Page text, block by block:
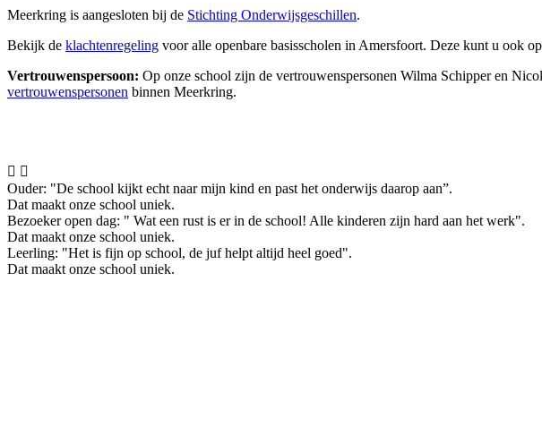
Meerkring is aangesloten bij de Stichting Onderwijsgeschillen.
Bekijk de klachtenregeling voor alle openbare basisscholen in Amersfoort. Deze kunt u ook
Vertrouwenspersoon: Op onze school zijn de vertrouwenspersonen Wilma Schipper en
vertrouwenspersonen binnen Meerkring.
 
Ouder: "De school kijkt echt naar mijn kind en past het onderwijs daarop aan”.
Dat maakt onze school uniek.
Bezoeker open dag: " Wat een rust is er in de school! Alle kinderen zijn hard aan het werk".
Dat maakt onze school uniek.
Leerling: "Het is fijn op school, de juf helpt altijd heel goed".
Dat maakt onze school uniek.